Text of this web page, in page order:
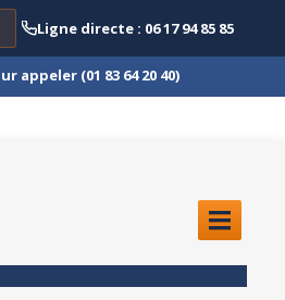
Ligne directe : 06 17 94 85 85
appeler (01 83 64 20 40)